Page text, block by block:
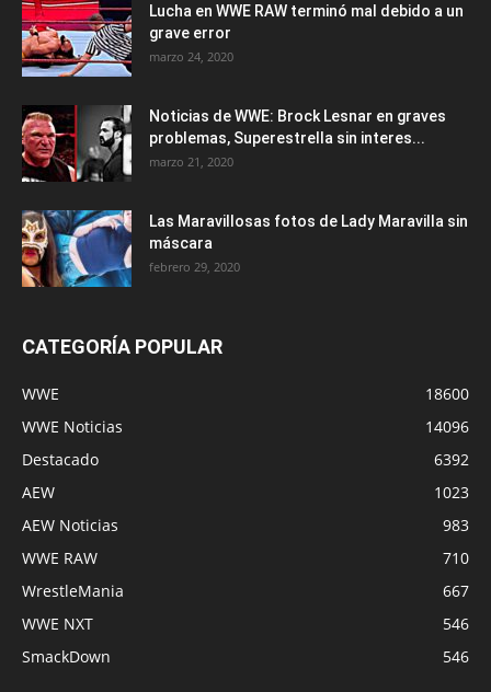
Lucha en WWE RAW terminó mal debido a un
grave error
marzo 24, 2020
Noticias de WWE: Brock Lesnar en graves
problemas, Superestrella sin interes...
marzo 21, 2020
Las Maravillosas fotos de Lady Maravilla sin
máscara
febrero 29, 2020
CATEGORÍA POPULAR
WWE
18600
WWE Noticias
14096
Destacado
6392
AEW
1023
AEW Noticias
983
WWE RAW
710
WrestleMania
667
WWE NXT
546
SmackDown
546